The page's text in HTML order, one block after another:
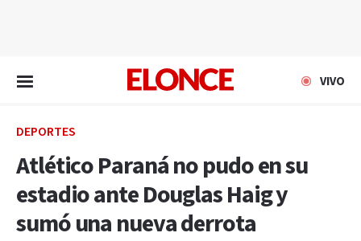
VIVO
DEPORTES
Atlético Paraná no pudo en su
estadio ante Douglas Haig y
sumó una nueva derrota